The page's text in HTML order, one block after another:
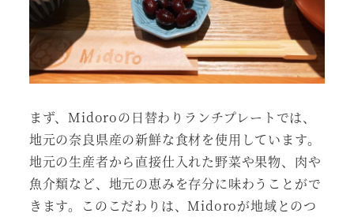
まず、Midoroの日替わりランチプレートでは、
地元の奈良県産の新鮮な食材を使用しています。
地元の生産者から直接仕入れた野菜や果物、肉や
魚介類など、地元の恵みを存分に味わうことがで
きます。このこだわりは、Midoroが地域とのつ